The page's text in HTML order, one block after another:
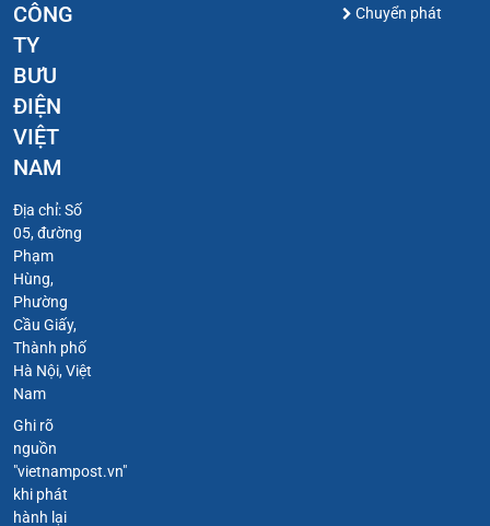
CÔNG
TY
BƯU
ĐIỆN
VIỆT
NAM
Địa chỉ: Số
05, đường
Phạm
Hùng,
Phường
Cầu Giấy,
Thành phố
Hà Nội, Việt
Nam
Ghi rõ
nguồn
"vietnampost.vn"
khi phát
hành lại
Chuyển phát